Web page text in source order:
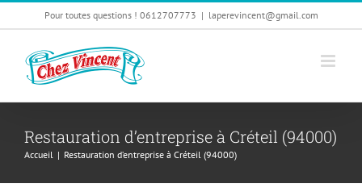
au
contenu
Pour toutes questions ! 0612707773 | laperevincent@gmail.com
Restauration d’entreprise à Créteil (94000)
Accueil | Restauration d’entreprise à Créteil (94000)